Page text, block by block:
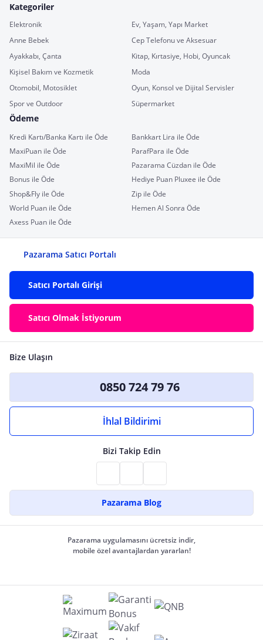
Kategoriler
Elektronik
Ev, Yaşam, Yapı Market
Anne Bebek
Cep Telefonu ve Aksesuar
Ayakkabı, Çanta
Kitap, Kırtasiye, Hobi, Oyuncak
Kişisel Bakım ve Kozmetik
Moda
Otomobil, Motosiklet
Oyun, Konsol ve Dijital Servisler
Spor ve Outdoor
Süpermarket
Ödeme
Kredi Kartı/Banka Kartı ile Öde
Bankkart Lira ile Öde
MaxiPuan ile Öde
ParafPara ile Öde
MaxiMil ile Öde
Pazarama Cüzdan ile Öde
Bonus ile Öde
Hediye Puan Pluxee ile Öde
Shop&Fly ile Öde
Zip ile Öde
World Puan ile Öde
Hemen Al Sonra Öde
Axess Puan ile Öde
Pazarama Satıcı Portalı
Satıcı Portalı Girişi
Satıcı Olmak İstiyorum
Bize Ulaşın
0850 724 79 76
İhlal Bildirimi
Bizi Takip Edin
Pazarama Blog
Pazarama uygulamasını ücretsiz indir,
mobile özel avantajlardan yararlan!